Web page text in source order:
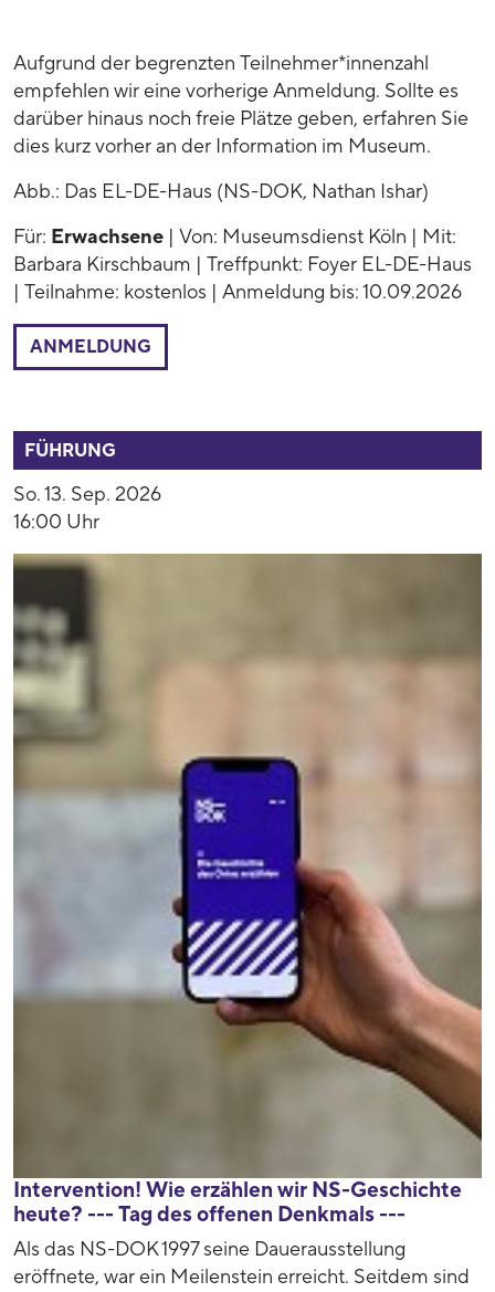
Aufgrund der begrenzten Teilnehmer*innenzahl
empfehlen wir eine vorherige Anmeldung. Sollte es
darüber hinaus noch freie Plätze geben, erfahren Sie
dies kurz vorher an der Information im Museum.
Abb.: Das EL-DE-Haus (NS-DOK, Nathan Ishar)
Für: Erwachsene | Von: Museumsdienst Köln | Mit:
Barbara Kirschbaum | Treffpunkt: Foyer EL-DE-Haus
| Teilnahme: kostenlos | Anmeldung bis: 10.09.2026
ANMELDUNG
FÜHRUNG
So. 13. Sep. 2026
16:00 Uhr
Intervention! Wie erzählen wir NS-Geschichte
heute? --- Tag des offenen Denkmals ---
Als das NS-DOK 1997 seine Dauerausstellung
eröffnete, war ein Meilenstein erreicht. Seitdem sind